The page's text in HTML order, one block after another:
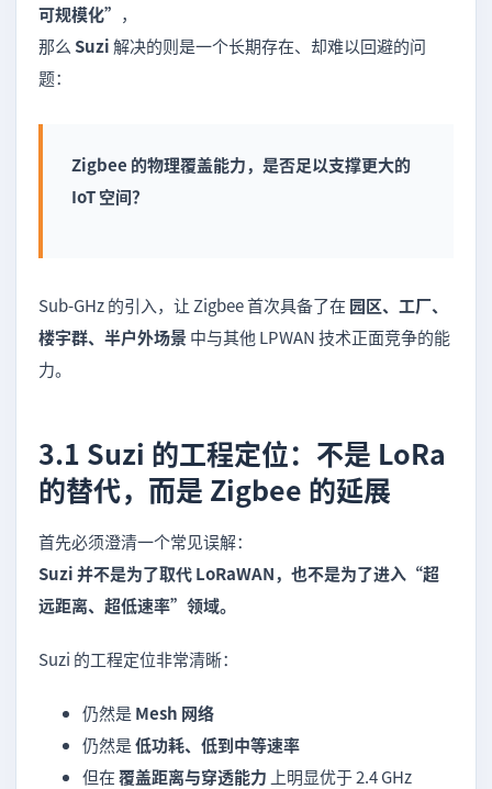
可规模化” ，
那么Suzi解决的则是一个长期存在、却难以回避的问
题：
Zigbee 的物理覆盖能力，是否足以支撑更大的
IoT 空间？
Sub-GHz 的引入，让 Zigbee 首次具备了在 园区、工厂、
楼宇群、半户外场景 中与其他 LPWAN 技术正面竞争的能
力。
3.1 Suzi 的工程定位：不是 LoRa
的替代，而是 Zigbee 的延展
首先必须澄清一个常见误解：
Suzi 并不是为了取代 LoRaWAN，也不是为了进入“超
远距离、超低速率”领域。
Suzi 的工程定位非常清晰：
仍然是Mesh 网络
仍然是低功耗、低到中等速率
但在覆盖距离与穿透能力 上明显优于 2.4 GHz